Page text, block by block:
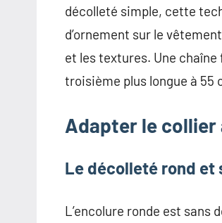
décolleté simple, cette
d’ornement sur le
et les textures. Une
troisième plus longue à 55
Adapter le collier
Le décolleté rond et
L’encolure ronde est sans